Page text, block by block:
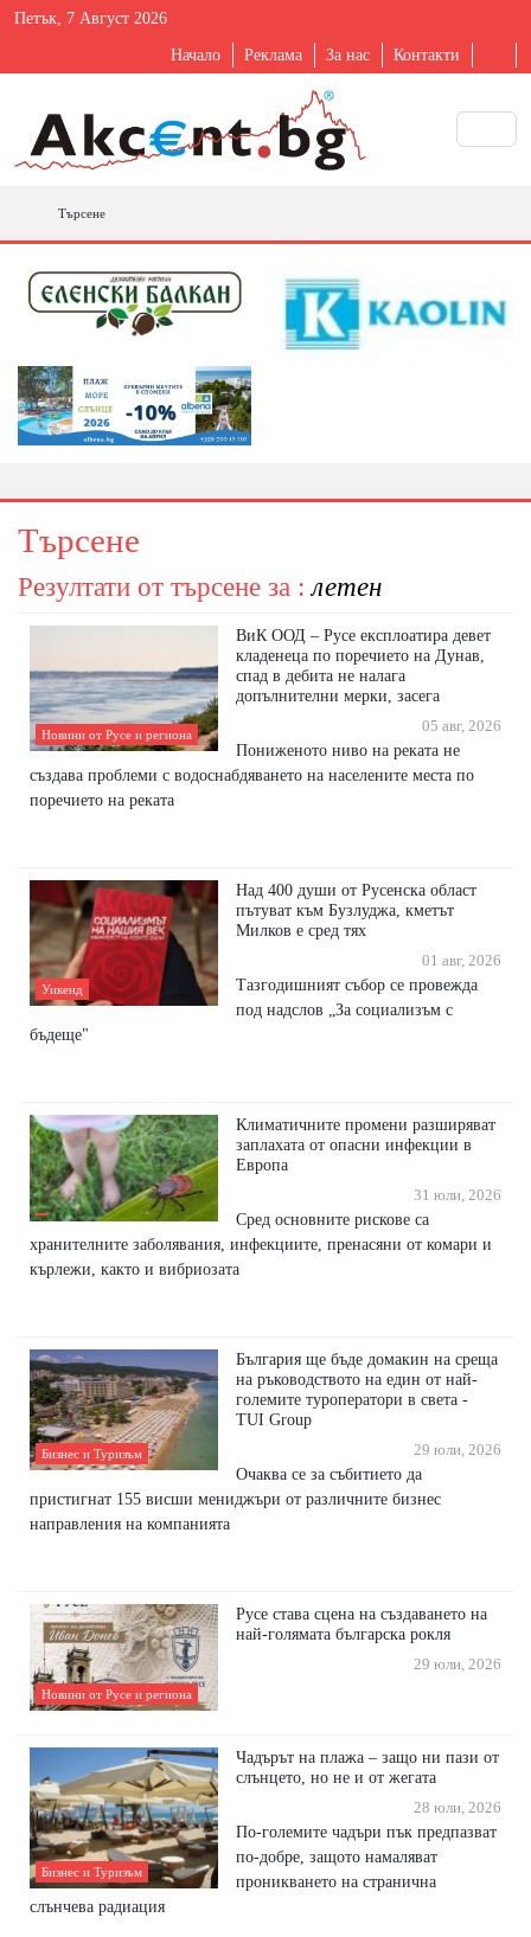
Петък, 7 Август 2026
Начало Реклама За нас Контакти
Търсене
Търсене
Резултати от търсене за :летен
Новини от Русе и региона
ВиК ООД – Русе експлоатира девет
кладенеца по поречието на Дунав,
спад в дебита не налага
допълнителни мерки, засега
05 авг, 2026
Пониженото ниво на реката не
създава проблеми с водоснабдяването на населените места по
поречието на реката
Уикенд
Над 400 души от Русенска област
пътуват към Бузлуджа, кметът
Милков е сред тях
01 авг, 2026
Тазгодишният събор се провежда
под надслов „За социализъм с
бъдеще"
Климатичните промени разширяват
заплахата от опасни инфекции в
Европа
31 юли, 2026
Сред основните рискове са
хранителните заболявания, инфекциите, пренасяни от комари и
кърлежи, както и вибриозата
Бизнес и Туризъм
България ще бъде домакин на среща
на ръководството на един от най-
големите туроператори в света -
TUI Group
29 юли, 2026
Очаква се за събитието да
пристигнат 155 висши мениджъри от различните бизнес
направления на компанията
Новини от Русе и региона
Русе става сцена на създаването на
най-голямата българска рокля
29 юли, 2026
Бизнес и Туризъм
Чадърът на плажа – защо ни пази от
слънцето, но не и от жегата
28 юли, 2026
По-големите чадъри пък предпазват
по-добре, защото намаляват
проникването на странична
слънчева радиация